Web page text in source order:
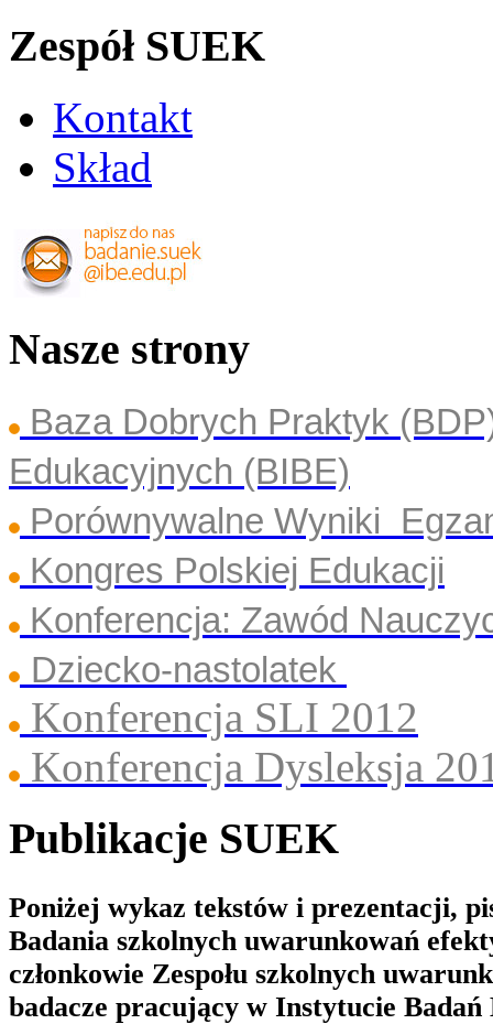
Zespół SUEK
Kontakt
Skład
Nasze strony
Baza Dobrych Praktyk
Edukacyjnych (BIBE)
Porównywalne Wyniki
Kongres Polskiej Edukacji
Konferencja: Zawód
Dziecko-nastolatek
Konferencja SLI 2012
Konferencja Dysleksja
Publikacje SUEK
Poniżej wykaz tekstów i prezentacji,
Badania szkolnych uwarunkowań
członkowie Zespołu szkolnych
badacze pracujący w Instytucie